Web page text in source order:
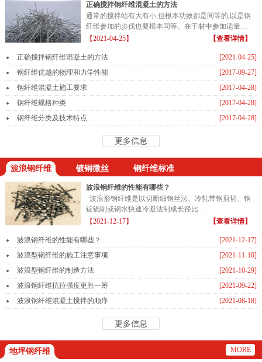
正确搅拌钢纤维混凝土的方法
通常的搅拌站有大有小,但根本功效都是同等的,以是钢
纤维参加的步伐也要根本同等。在干材中参加适量的
钢纤维...
【2021-04-25】 【查看详情】
[2021-04-25]
正确搅拌钢纤维混凝土的方法
[2017-09-27]
钢纤维优越的物理和力学性能
[2017-04-28]
钢纤维混凝土施工要求
[2017-04-28]
钢纤维规格种类
[2017-04-28]
钢纤维分类及技术特点
更多信息
波浪钢纤维 镀铜微丝 钢纤维标准
波浪钢纤维的性能有哪些？
波浪形钢纤维是以切断细钢丝法、冷轧带钢剪切、钢
锭铣削或钢水快速冷凝法制成长径比...
【2021-12-17】
【查看详情】
[2021-12-17]
波浪钢纤维的性能有哪些？
[2021-11-10]
波浪型钢纤维的施工注意事项
[2021-10-29]
波浪型钢纤维的制造方法
[2021-09-22]
波浪钢纤维抗拉强度更胜一筹
[2021-08-18]
波浪钢纤维混凝土搅拌的顺序
更多信息
地坪钢纤维 MORE